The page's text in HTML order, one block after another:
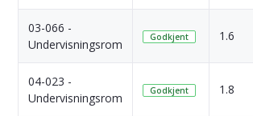
03-066 -
Undervisningsrom
Godkjent 1.6
04-023 -
Undervisningsrom
Godkjent 1.8